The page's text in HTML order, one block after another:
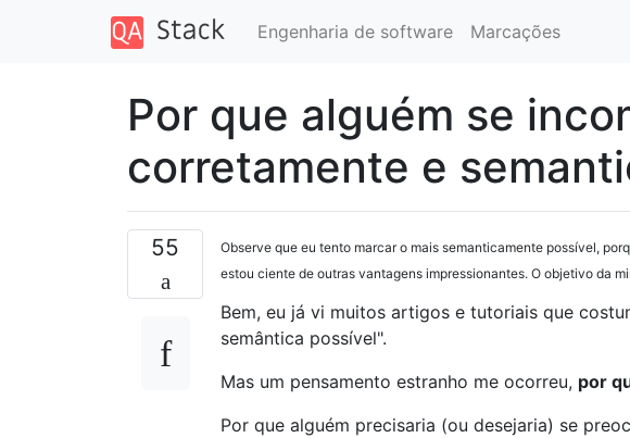
Engenharia de software Marcações
Por que alguém se
corretamente e
55
Observe que eu tento marcar o mais semanticamente possível,
estou ciente de outras vantagens impressionantes. O objetivo da
Bem, eu já vi muitos artigos e tutoriais que
semântica possível".
Mas um pensamento estranho me ocorreu, por
Por que alguém precisaria (ou desejaria) se